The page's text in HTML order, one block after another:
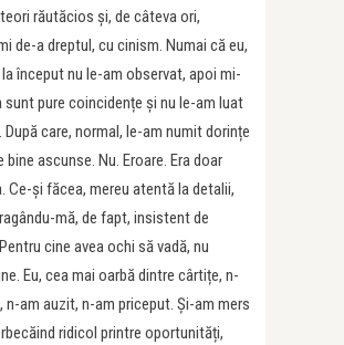
răutăcios și, de câteva ori,
de-a dreptul, cu cinism. Numai că eu,
început nu le-am observat, apoi mi-
sunt pure coincidențe și nu le-am luat
După care, normal, le-am numit dorințe
bine ascunse. Nu. Eroare. Era doar
Ce-și făcea, mereu atentă la detalii,
mă, de fapt, insistent de
cine avea ochi să vadă, nu
Eu, cea mai oarbă dintre cârtițe, n-
n-am auzit, n-am priceput. Și-am mers
ridicol printre oportunități,